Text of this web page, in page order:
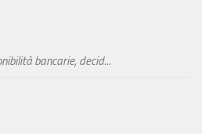
bancarie, decid...